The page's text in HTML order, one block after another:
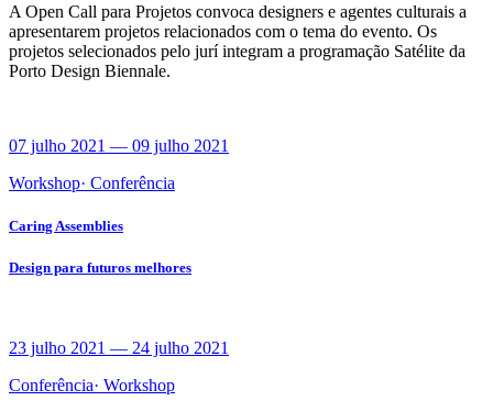
A Open Call para Projetos convoca designers e agentes culturais a
apresentarem projetos relacionados com o tema do evento. Os
projetos selecionados pelo jurí integram a programação Satélite da
Porto Design Biennale.
07 julho 2021 — 09 julho 2021
Workshop· Conferência
Caring Assemblies
Design para futuros melhores
23 julho 2021 — 24 julho 2021
Conferência· Workshop